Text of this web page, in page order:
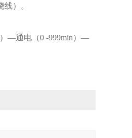
）。
）—通电（0 -999min）—